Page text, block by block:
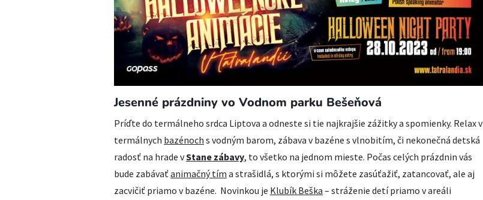
Jesenné prázdniny vo Vodnom parku Bešeňová
Príďte do termálneho srdca Liptova a odneste si tie najkrajšie zážitky a spomienky. Relax v
termálnych bazénoch s vodným barom, zábava v bazéne s vlnobitím, či nekonečná detská
radosť na hrade vStane zábavy, to všetko na jednom mieste. Počas celých prázdnin vás
bude zabávaťanimačný tím a strašidlá, s ktorými si môžete zasúťažiť, zatancovať, ale aj
zacvičiť priamo v bazéne. Novinkou je Klubík Beška – stráženie detí priamo v areáli